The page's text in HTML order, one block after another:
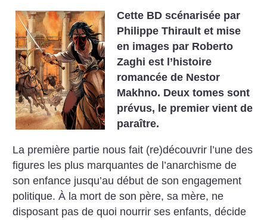
Cette BD scénarisée par
Philippe Thirault et mise
en images par Roberto
Zaghi est l’histoire
romancée de Nestor
Makhno. Deux tomes sont
prévus, le premier vient de
paraître.
La première partie nous fait (re)découvrir l’une des
figures les plus marquantes de l’anarchisme de
son enfance jusqu’au début de son engagement
politique. À la mort de son père, sa mère, ne
disposant pas de quoi nourrir ses enfants, décide